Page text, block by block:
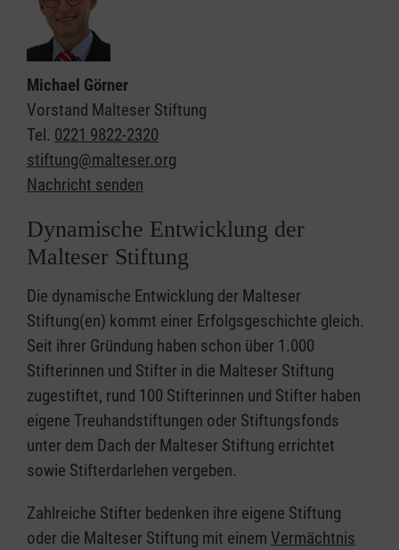
Michael Görner
Vorstand Malteser Stiftung
Tel. 0221 9822-2320
stiftung@malteser.org
Nachricht senden
Dynamische Entwicklung der
Malteser Stiftung
Die dynamische Entwicklung der Malteser
Stiftung(en) kommt einer Erfolgsgeschichte gleich.
Seit ihrer Gründung haben schon über 1.000
Stifterinnen und Stifter in die Malteser Stiftung
zugestiftet, rund 100 Stifterinnen und Stifter haben
eigene Treuhandstiftungen oder Stiftungsfonds
unter dem Dach der Malteser Stiftung errichtet
sowie Stifterdarlehen vergeben.
Zahlreiche Stifter bedenken ihre eigene Stiftung
oder die Malteser Stiftung mit einem Vermächtnis